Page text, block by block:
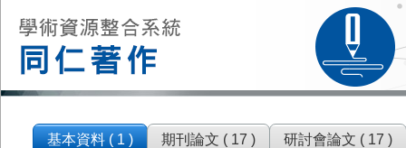
基本資料 ( 1 ) 期刊論文 ( 17 ) 研討會論文 ( 17 )